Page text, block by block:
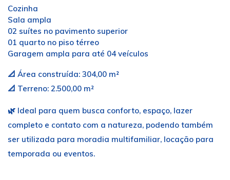
Cozinha
Sala ampla
02 suítes no pavimento superior
01 quarto no piso térreo
Garagem ampla para até 04 veículos
📐 Área construída: 304,00 m²
📐 Terreno: 2.500,00 m²
🌿 Ideal para quem busca conforto, espaço, lazer
completo e contato com a natureza, podendo também
ser utilizada para moradia multifamiliar, locação para
temporada ou eventos.